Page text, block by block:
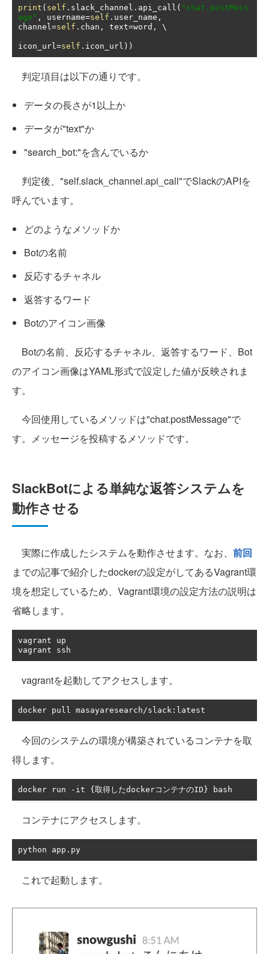
print ( self . slack_channel . api_call ( "chat.postMess
age" , username=self . user_name ,
channel=self . chan , text=word , \
icon_url=self . icon_url ))
判定項目は以下の通りです。
データの長さが1以上か
データが"text"か
"search_bot:"を含んでいるか
判定後、"self.slack_channel.api_call"でSlackのAPIを
呼んでいます。
どのようなメソッドか
Botの名前
反応するチャネル
返答するワード
Botのアイコン画像
Botの名前、反応するチャネル、返答するワード、Bot
のアイコン画像はYAML形式で設定した値が反映されま
す。
今回使用しているメソッドは"chat.postMessage"で
す。メッセージを投稿するメソッドです。
SlackBotによる単純な返答システムを
動作させる
実際に作成したシステムを動作させます。なお、 前回
までの記事で紹介したdockerの設定がしてあるVagrant環
境を想定しているため、Vagrant環境の設定方法の説明は
省略します。
vagrant up
vagrant ssh
vagrantを起動してアクセスします。
docker pull masayaresearch/slack : latest
今回のシステムの環境が構築されているコンテナを取
得します。
docker run - it {取得したdockerコンテナのID } bash
コンテナにアクセスします。
python app . py
これで起動します。